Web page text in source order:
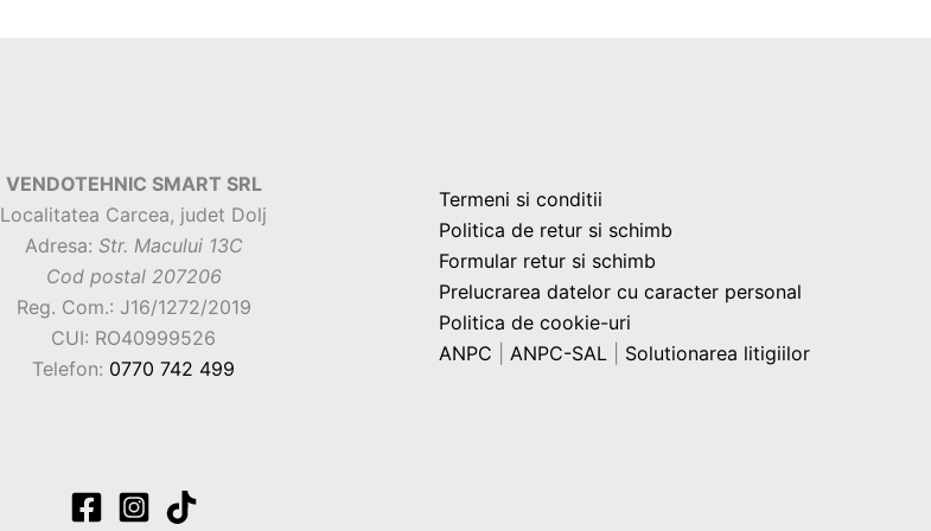
VENDOTEHNIC SMART SRL
Localitatea Carcea, judet Dolj
Adresa: Str. Macului 13C
Cod postal 207206
Reg. Com.: J16/1272/2019
CUI: RO40999526
Telefon: 0770 742 499
Termeni si conditii
Politica de retur si schimb
Formular retur si schimb
Prelucrarea datelor cu caracter personal
Politica de cookie-uri
ANPC
ANPC-SAL Solutionarea litigiilor